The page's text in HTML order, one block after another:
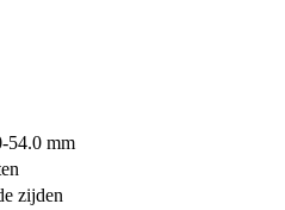
54.0 mm
zijden